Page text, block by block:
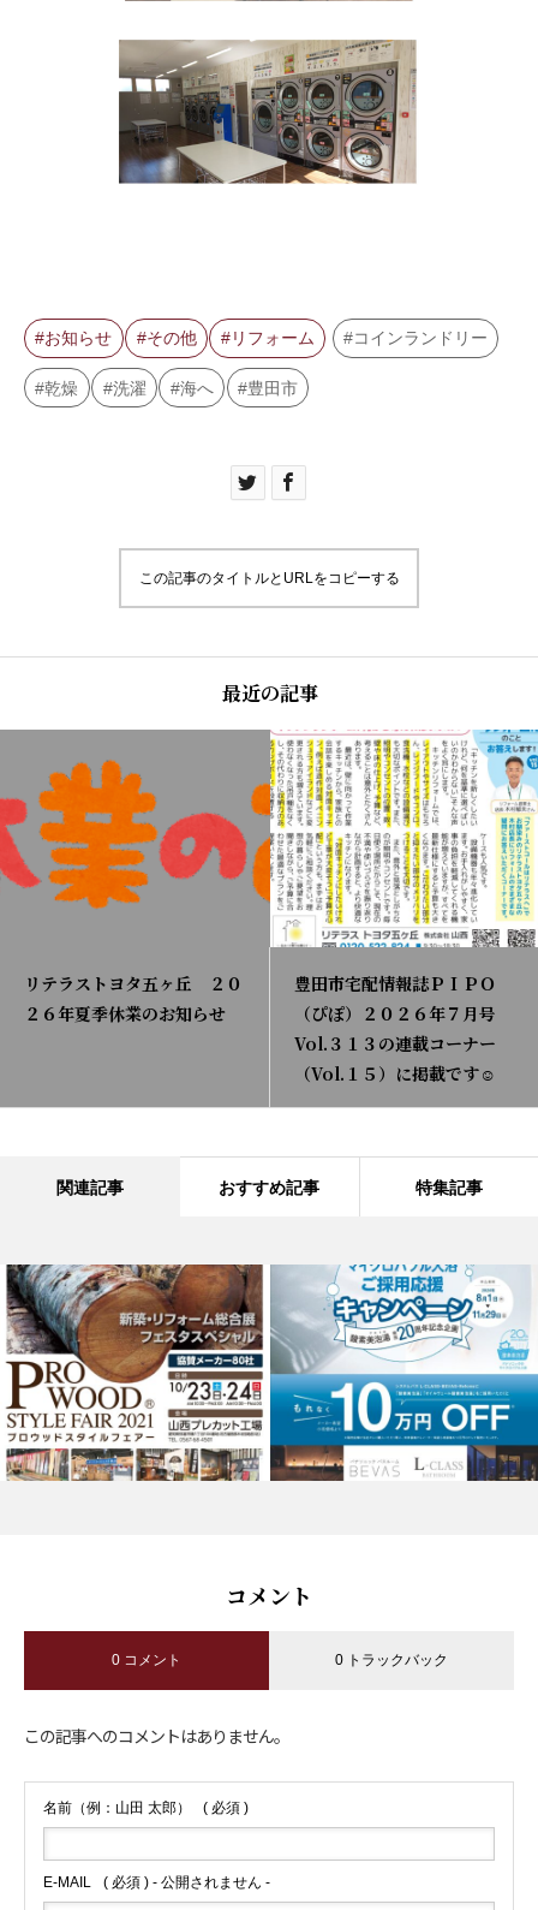
お知らせ その他 リフォーム コインランドリー
乾燥 洗濯 海へ 豊田市
この記事のタイトルとURLをコピーする
最近の記事
リテラストヨタ五ヶ丘 ２０
２６年夏季休業のお知らせ
豊田市宅配情報誌ＰＩＰＯ
（ぴぽ）２０２６年７月号
Vol.３１３の連載コーナー
（Vol.１５）に掲載です☺
関連記事 おすすめ記事 特集記事
コメント
0 コメント 0 トラックバック
この記事へのコメントはありません。
名前（例：山田 太郎） ( 必須 )
E-MAIL ( 必須 ) - 公開されません -